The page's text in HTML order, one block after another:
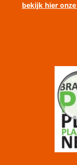
bekijk hier